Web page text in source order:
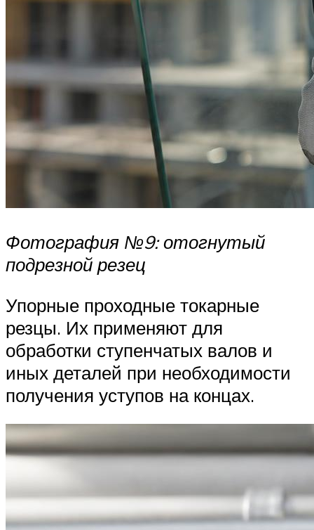
Фотография №9: отогнутый
подрезной резец
Упорные проходные токарные
резцы. Их применяют для
обработки ступенчатых валов и
иных деталей при необходимости
получения уступов на концах.